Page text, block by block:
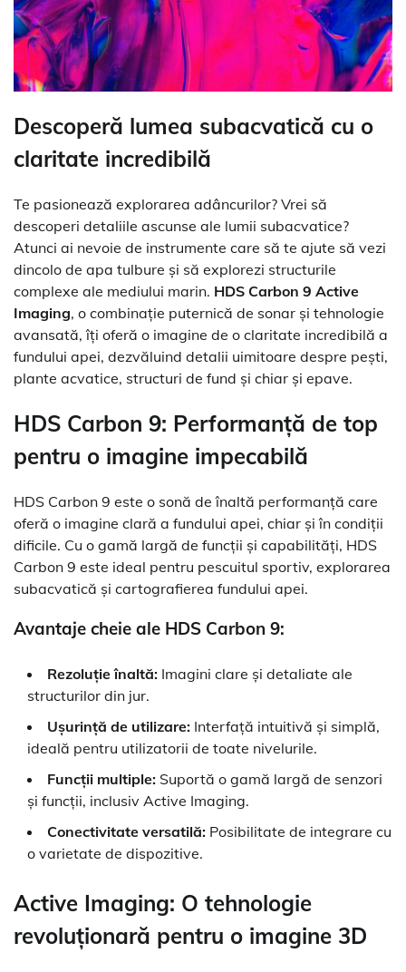
Descoperă lumea subacvatică cu o
claritate incredibilă
Te pasionează explorarea adâncurilor? Vrei să
descoperi detaliile ascunse ale lumii subacvatice?
Atunci ai nevoie de instrumente care să te ajute să vezi
dincolo de apa tulbure și să explorezi structurile
complexe ale mediului marin. HDS Carbon 9 Active
Imaging, o combinație puternică de sonar și tehnologie
avansată, îți oferă o imagine de o claritate incredibilă a
fundului apei, dezvăluind detalii uimitoare despre pești,
plante acvatice, structuri de fund și chiar și epave.
HDS Carbon 9: Performanță de top
pentru o imagine impecabilă
HDS Carbon 9 este o sonă de înaltă performanță care
oferă o imagine clară a fundului apei, chiar și în condiții
dificile. Cu o gamă largă de funcții și capabilități, HDS
Carbon 9 este ideal pentru pescuitul sportiv, explorarea
subacvatică și cartografierea fundului apei.
Avantaje cheie ale HDS Carbon 9:
Rezoluție înaltă: Imagini clare și detaliate ale
structurilor din jur.
Ușurință de utilizare: Interfață intuitivă și simplă,
ideală pentru utilizatorii de toate nivelurile.
Funcții multiple: Suportă o gamă largă de senzori
și funcții, inclusiv Active Imaging.
Conectivitate versatilă: Posibilitate de integrare cu
o varietate de dispozitive.
Active Imaging: O tehnologie
revoluționară pentru o imagine 3D